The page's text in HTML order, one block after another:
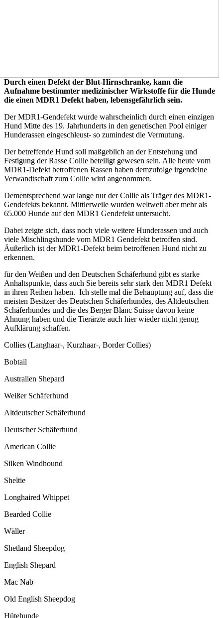
Durch einen Defekt der Blut-Hirnschranke, kann die
Aufnahme bestimmter medizinischer Wirkstoffe für die Hunde
die einen MDR1 Defekt haben, lebensgefährlich sein.
Der MDR1-Gendefekt wurde wahrscheinlich durch einen einzigen
Hund Mitte des 19. Jahrhunderts in den genetischen Pool einiger
Hunderassen eingeschleust- so zumindest die Vermutung.
Der betreffende Hund soll maßgeblich an der Entstehung und
Festigung der Rasse Collie beteiligt gewesen sein. Alle heute vom
MDR1-Defekt betroffenen Rassen haben demzufolge irgendeine
Verwandtschaft zum Collie wird angenommen.
Dementsprechend war lange nur der Collie als Träger des MDR1-
Gendefekts bekannt. Mittlerweile wurden weltweit aber mehr als
65.000 Hunde auf den MDR1 Gendefekt untersucht.
Dabei zeigte sich, dass noch viele weitere Hunderassen und auch
viele Mischlingshunde vom MDR1 Gendefekt betroffen sind.
Äußerlich ist der MDR1-Defekt beim betroffenen Hund nicht zu
erkennen.
für den Weißen und den Deutschen Schäferhund gibt es starke
Anhaltspunkte, dass auch Sie bereits sehr stark den MDR1 Defekt
in ihren Reihen haben. Ich stelle mal die Behauptung auf, dass die
meisten Besitzer des Deutschen Schäferhundes, des Altdeutschen
Schäferhundes und die des Berger Blanc Suisse davon keine
Ahnung haben und die Tierärzte auch hier wieder nicht genug
Aufklärung schaffen.
Collies (Langhaar-, Kurzhaar-, Border Collies)
Bobtail
Australien Shepard
Weißer Schäferhund
Altdeutscher Schäferhund
Deutscher Schäferhund
American Collie
Silken Windhound
Sheltie
Longhaired Whippet
Bearded Collie
Wäller
Shetland Sheepdog
English Shepard
Mac Nab
Old English Sheepdog
Hütehunde